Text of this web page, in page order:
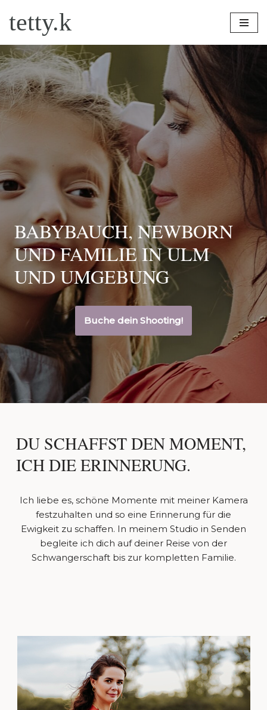
Zum
Inhalt
springen
tetty.k
BABYBAUCH, NEWBORN
UND FAMILIE IN ULM
UND UMGEBUNG
Buche dein Shooting!
DU SCHAFFST DEN MOMENT,
ICH DIE ERINNERUNG.
Ich liebe es, schöne Momente mit meiner Kamera
festzuhalten und so eine Erinnerung für die
Ewigkeit zu schaffen. In meinem Studio in Senden
begleite ich dich auf deiner Reise von der
Schwangerschaft bis zur kompletten Familie.